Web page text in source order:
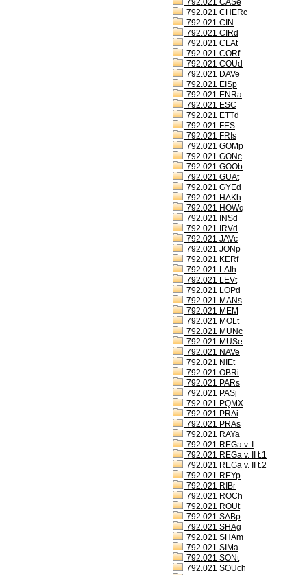
792.021 CASe
792.021 CHERc
792.021 CIN
792.021 CIRd
792.021 CLAt
792.021 CORf
792.021 COUd
792.021 DAVe
792.021 EISp
792.021 ENRa
792.021 ESC
792.021 ETTd
792.021 FES
792.021 FRIs
792.021 GOMp
792.021 GONc
792.021 GOOb
792.021 GUAt
792.021 GYEd
792.021 HAKh
792.021 HOWq
792.021 INSd
792.021 IRVd
792.021 JAVc
792.021 JONp
792.021 KERf
792.021 LAIh
792.021 LEVt
792.021 LOPd
792.021 MANs
792.021 MEM
792.021 MOLt
792.021 MUNc
792.021 MUSe
792.021 NAVe
792.021 NIEt
792.021 OBRi
792.021 PARs
792.021 PASj
792.021 PQMX
792.021 PRAi
792.021 PRAs
792.021 RAYa
792.021 REGa v. I
792.021 REGa v. II t.1
792.021 REGa v. II t.2
792.021 REYp
792.021 RIBr
792.021 ROCh
792.021 ROUt
792.021 SABp
792.021 SHAg
792.021 SHAm
792.021 SIMa
792.021 SONt
792.021 SOUch